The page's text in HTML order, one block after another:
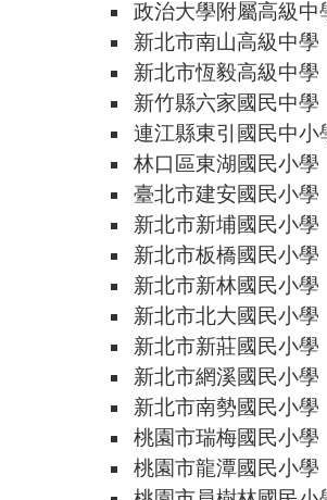
政治大學附屬高級中
新北市南山高級中學
新北市恆毅高級中學
新竹縣六家國民中學
連江縣東引國民中小
林口區東湖國民小學
臺北市建安國民小學
新北市新埔國民小學
新北市板橋國民小學
新北市新林國民小學
新北市北大國民小學
新北市新莊國民小學
新北市網溪國民小學
新北市南勢國民小學
桃園市瑞梅國民小學
桃園市龍潭國民小學